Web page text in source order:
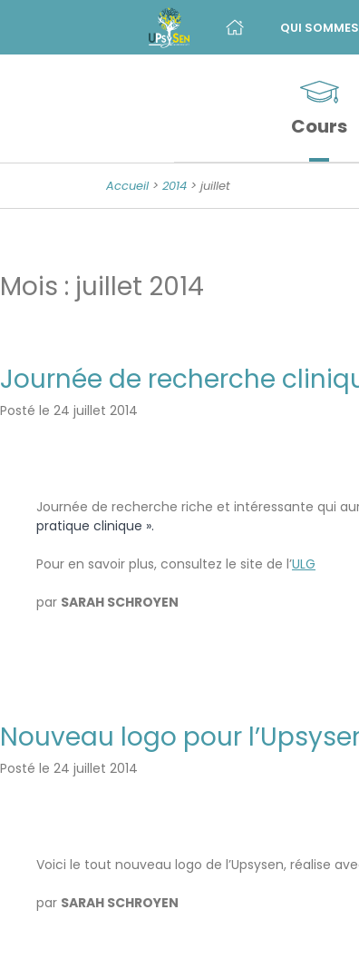
QUI
de
Sénescence
Cours
Accueil > 2014 > juillet
Mois : juillet 2014
Journée de recherche
Posté le 24 juillet 2014
Journée de recherche riche et intéressante qui
pratique clinique ».
Pour en savoir plus, consultez le site de l’ULG
par SARAH SCHROYEN
Nouveau logo pour
Posté le 24 juillet 2014
Voici le tout nouveau logo de l’Upsysen, réalise
par SARAH SCHROYEN